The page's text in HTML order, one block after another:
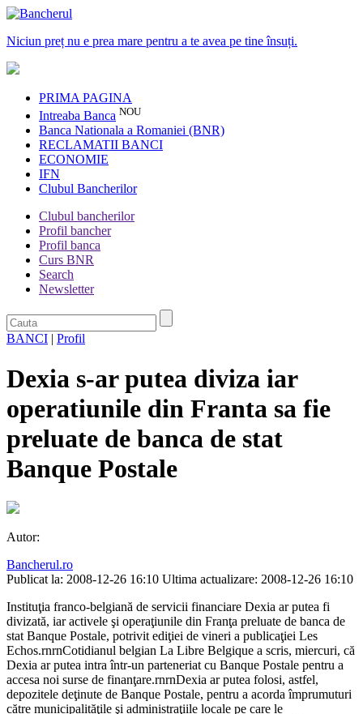
Niciun preț nu e prea mare pentru a te avea pe tine însuți.
PRIMA PAGINA
Intreaba Banca NOU
Banca Nationala a Romaniei (BNR)
RECLAMATII BANCI
ECONOMIE
IFN
Clubul Bancherilor
Clubul bancherilor
Profil bancher
Profil banca
Curs BNR
Search
Newsletter
BANCI | Profil
Dexia s-ar putea diviza iar
operatiunile din Franta sa fie
preluate de banca de stat
Banque Postale
Autor:
Bancherul.ro
Publicat la: 2008-12-26 16:10 Ultima actualizare: 2008-12-26 16:10
Instituţia franco-belgiană de servicii financiare Dexia ar putea fi
divizată, iar activele şi operaţiunile din Franţa preluate de banca de
stat Banque Postale, potrivit ediţiei de vineri a publicaţiei Les
Echos.rnrnCotidianul belgian La Libre Belgique a scris, miercuri, că
Dexia ar putea intra într-un parteneriat cu Banque Postale pentru a
accesa noi surse de finanţare.rnrnDexia ar putea folosi, astfel,
depozitele deţinute de Banque Postale, pentru a acorda împrumuturi
către municipalităţile şi administraţiile locale pe care le